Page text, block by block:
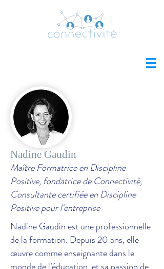
Nadine Gaudin
Maître Formatrice en Discipline
Positive, fondatrice de Connectivité,
Consultante certifiée en Discipline
Positive pour l'entreprise
Nadine Gaudin est une professionnelle
de la formation. Depuis 20 ans, elle
œuvre comme enseignante dans le
monde de l’éducation et sa passion de